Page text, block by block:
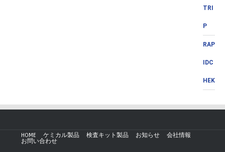
TRI
P
RAP
IDC
HEK
HOME ケミカル製品 検査キット製品 お知らせ
会社情報
お問い合わせ